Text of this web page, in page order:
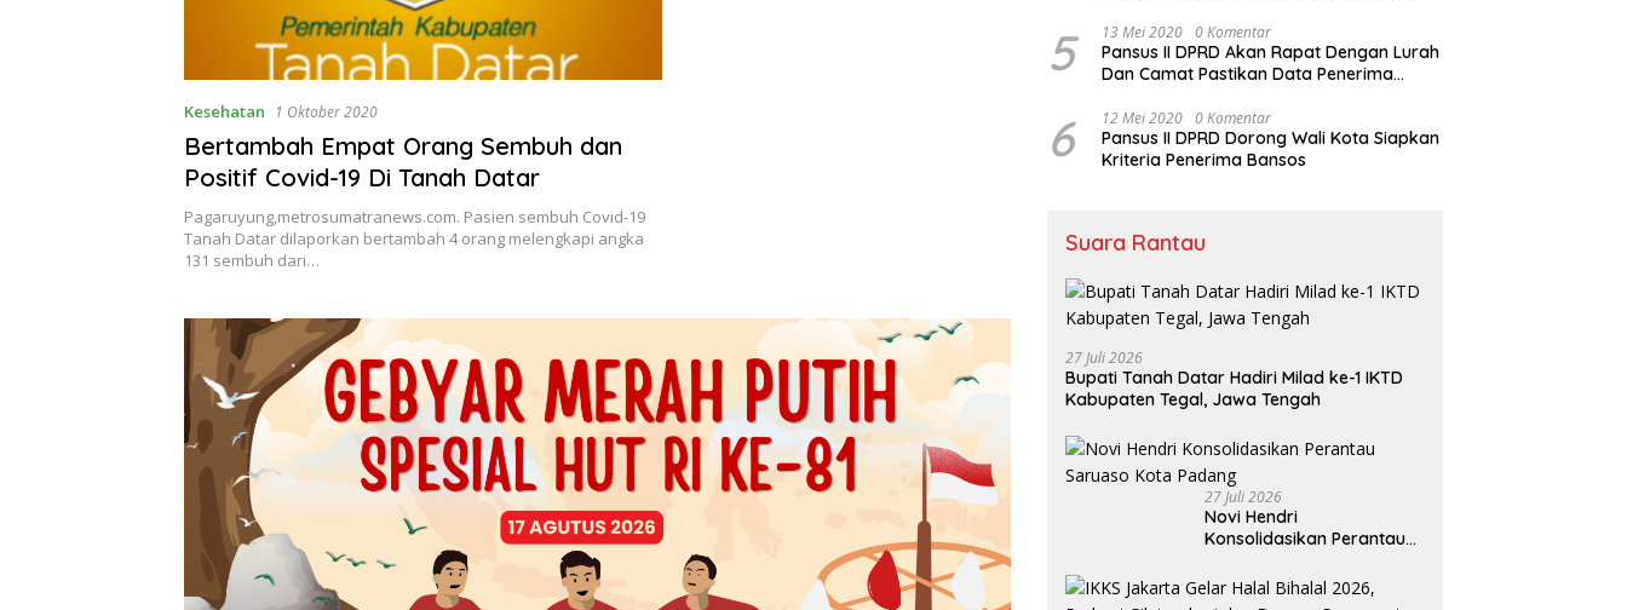
Kesehatan 1 Oktober 2020
Bertambah Empat Orang Sembuh dan
Positif Covid-19 Di Tanah Datar
Pagaruyung,metrosumatranews.com. Pasien sembuh Covid-19
Tanah Datar dilaporkan bertambah 4 orang melengkapi angka
131 sembuh dari…
5 13 Mei 2020 0 Komentar
Pansus II DPRD Akan Rapat Dengan Lurah
Dan Camat Pastikan Data Penerima
6 12 Mei 2020 0 Komentar
Pansus II DPRD Dorong Wali Kota Siapkan
Kriteria Penerima Bansos
Suara Rantau
27 Juli 2026
Bupati Tanah Datar Hadiri Milad ke-1 IKTD
Kabupaten Tegal, Jawa Tengah
27 Juli 2026
Novi Hendri
Konsolidasikan Perantau